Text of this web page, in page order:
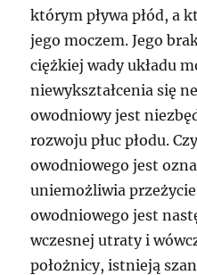
którym pływa płód, a
jego moczem. Jego
ciężkiej wady układu
niewykształcenia się
owodniowy jest
rozwoju płuc płodu.
owodniowego jest
uniemożliwia
owodniowego jest
wczesnej utraty i
położnicy, istnieją